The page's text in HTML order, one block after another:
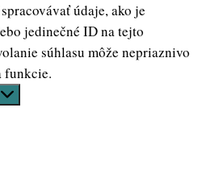
údaje, ako je
jedinečné ID na tejto
súhlasu môže nepriaznivo
funkcie.